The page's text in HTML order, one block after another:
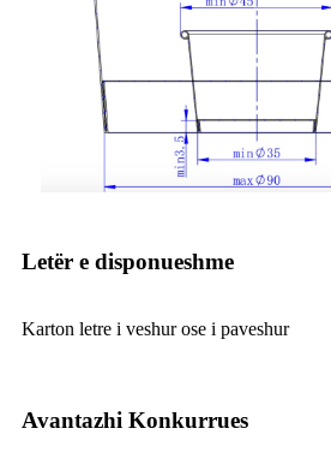
Letër e disponueshme
Karton letre i veshur ose i paveshur
Avantazhi Konkurrues